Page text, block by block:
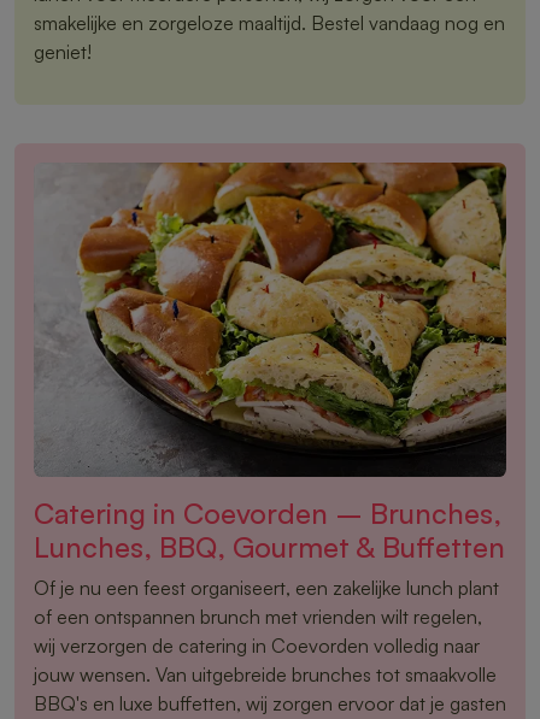
smakelijke en zorgeloze maaltijd. Bestel vandaag nog en
geniet!
Catering in Coevorden – Brunches,
Lunches, BBQ, Gourmet & Buffetten
Of je nu een feest organiseert, een zakelijke lunch plant
of een ontspannen brunch met vrienden wilt regelen,
wij verzorgen de catering in Coevorden volledig naar
jouw wensen. Van uitgebreide brunches tot smaakvolle
BBQ's en luxe buffetten, wij zorgen ervoor dat je gasten